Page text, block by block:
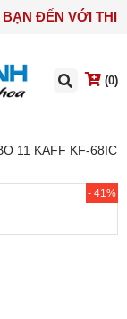
BẠN ĐẾN VỚI
(0)
11 KAFF KF-68IC
- 41%